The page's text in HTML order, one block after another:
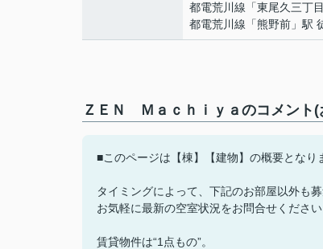
都電荒川線 「東尾久三丁目
都電荒川線 「熊野前 」駅
ＺＥＮ Ｍａｃｈｉｙａのコメント(
■このページは【棟】【建物】の概要となり
タイミングによって、下記のお部屋以外も
お気軽に最新の空室状況をお問合せください
賃貸物件は“1点もの”。